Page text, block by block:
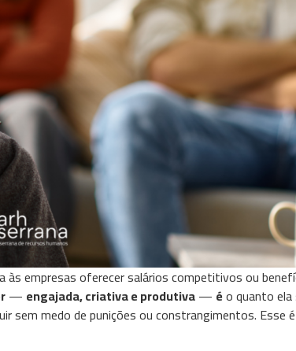
empresas oferecer salários competitivos ou
— engajada, criativa e produtiva— éo quanto ela
sem medo de punições ou constrangimentos. Esse